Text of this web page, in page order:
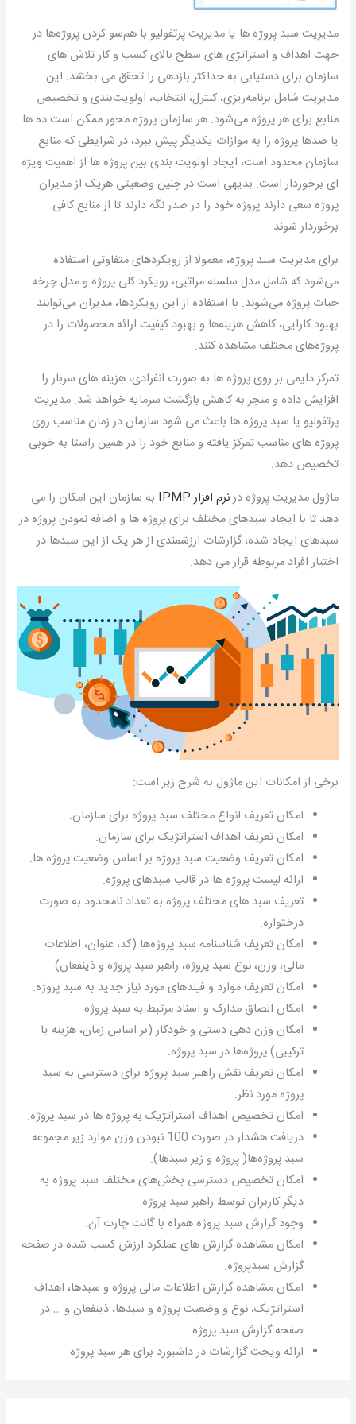
مدیریت سبد پروژه ها یا مدیریت پرتفولیو با هم‌سو کردن پروژه‌ها در
جهت اهداف و استراتژی های سطح بالای کسب و کار تلاش های
سازمان برای دستیابی به حداکثر بازدهی را تحقق می بخشد. این
مدیریت شامل برنامه‌ریزی، کنترل، انتخاب، اولویت‌بندی و تخصیص
منابع برای هر پروژه می‌شود. هر سازمان پروژه محور ممکن است ده ها
یا صدها پروژه را به موازات یکدیگر پیش ببرد، در شرایطی که منابع
سازمان محدود است، ایجاد اولویت بندی بین پروژه ها از اهمیت ویژه
ای برخوردار است. بدیهی است در چنین وضعیتی هریک از مدیران
پروژه سعی دارند پروژه خود را در صدر نگه دارند تا از منابع کافی
برخوردار شوند.
برای مدیریت سبد پروژه، معمولا از رویکردهای متفاوتی استفاده
می‌شود که شامل مدل سلسله مراتبی، رویکرد کلی پروژه و مدل چرخه
حیات پروژه می‌شوند. با استفاده از این رویکردها، مدیران می‌توانند
بهبود کارایی، کاهش هزینه‌ها و بهبود کیفیت ارائه محصولات را در
پروژه‌های مختلف مشاهده کنند.
تمرکز دایمی بر روی پروژه ها به صورت انفرادی، هزینه های سربار را
افزایش داده و منجر به کاهش بازگشت سرمایه خواهد شد. مدیریت
پرتفولیو یا سبد پروژه ها باعث می شود سازمان در زمان مناسب روی
پروژه های مناسب تمرکز یافته و منابع خود را در همین راستا به خوبی
تخصیص دهد.
ماژول مدیریت پروژه درنرم افزار IPMP
به سازمان این امکان را می
دهد تا با ایجاد سبدهای مختلف برای پروژه ها و اضافه نمودن پروژه در
سبدهای ایجاد شده، گزارشات ارزشمندی از هر یک از این سبدها در
اختیار افراد مربوطه قرار می دهد.
برخی از امکانات این ماژول به شرح زیر است:
امکان تعریف انواع مختلف سبد پروژه برای سازمان.
امکان تعریف اهداف استراتژیک برای سازمان.
امکان تعریف وضعیت سبد پروژه بر اساس وضعیت پروژه ها.
ارائه لیست پروژه ها در قالب سبدهای پروژه.
تعریف سبد های مختلف پروژه به تعداد نامحدود به صورت
درختواره.
امکان تعریف شناسنامه سبد پروژه‌ها (کد، عنوان، اطلاعات
مالی، وزن، نوع سبد پروژه، راهبر سبد پروژه و ذینفعان).
امکان تعریف موارد و فیلدهای مورد نیاز جدید به سبد پروژه.
امکان الصاق مدارک و اسناد مرتبط به سبد پروژه.
امکان وزن دهی دستی و خودکار (بر اساس زمان، هزینه یا
ترکیبی) پروژه‌ها در سبد پروژه.
امکان تعریف نقش راهبر سبد پروژه برای دسترسی به سبد
پروژه مورد نظر.
امکان تخصیص اهداف استراتژیک به پروژه ها در سبد پروژه.
دریافت هشدار در صورت 100 نبودن وزن موارد زیر مجموعه
سبد پروژه‌ها( پروژه و زیر سبدها).
امکان تخصیص دسترسی بخش‌های مختلف سبد پروژه به
دیگر کاربران توسط راهبر سبد پروژه.
وجود گزارش سبد پروژه همراه با گانت چارت آن.
امکان مشاهده گزارش های عملکرد ارزش کسب شده در صفحه
گزارش سبدپروژه.
امکان مشاهده گزارش اطلاعات مالی پروژه و سبدها، اهداف
استراتژیک، نوع و وضعیت پروژه و سبدها، ذینفعان و … در
صفحه گزارش سبد پروژه
ارائه ویجت گزارشات در داشبورد برای هر سبد پروژه